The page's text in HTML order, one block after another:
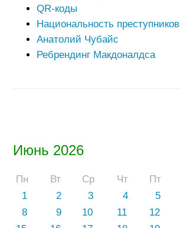
Июнь 2026
Пн Вт Ср Чт Пт
1
2 3 4 5
8
9 10 11 12
QR-коды
Национальность преступников
Анатолий Чубайс
Ребрендинг Макдоналдса